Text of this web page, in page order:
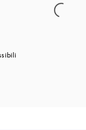
finestra